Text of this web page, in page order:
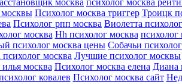
москва психолог москва
Психолог москва триггер Троицк
Психолог рпп москва Виолетта
москва Hh психолог москва психолог
психолог москва цены Собачьи
москва Лучшие психолог москвы
москва Психолог москва елена Диана
ковалев Психолог москва сайт